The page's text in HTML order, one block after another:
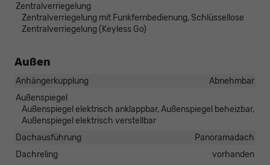
Zentralverriegelung
Zentralverriegelung mit Funkfernbedienung, Schlüssellose
Zentralverriegelung (Keyless Go)
Außen
Anhängerkupplung
Abnehmbar
Außenspiegel
Außenspiegel elektrisch anklappbar, Außenspiegel beheizbar,
Außenspiegel elektrisch verstellbar
Dachausführung
Panoramadach
Dachreling
vorhanden